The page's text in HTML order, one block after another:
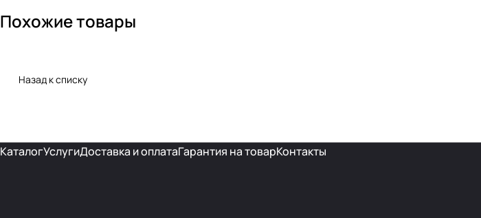
Похожие товары
Назад к списку
КаталогУслугиДоставка и оплатаГарантия на товарКонтакты